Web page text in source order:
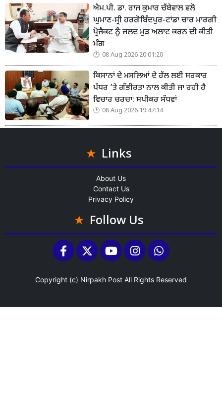
ਐਮ.ਪੀ. ਡਾ. ਰਾਜ ਕੁਮਾਰ ਚੱਬੇਵਾਲ ਵਲੋ
ਘੁਮਾਣ-ਸ੍ਰੀ ਹਰਗੋਬਿੰਦਪੁਰ-ਟਾਂਡਾ ਚਾਰ ਮਾਰਗੀ
ਪ੍ਰੋਜੈਕਟ ਨੂੰ ਜਲਦ ਮੁੜ ਅਲਾਟ ਕਰਨ ਦੀ ਕੀਤੀ
ਮੰਗ
08 Aug 2026 20:01:20
ਕਿਸਾਨਾਂ ਦੇ ਮਸਲਿਆਂ ਦੇ ਹੱਲ ਲਈ ਸਰਕਾਰ
ਪੱਧਰ ’ਤੇ ਗੰਭੀਰਤਾ ਨਾਲ ਕੀਤੀ ਜਾ ਰਹੀ ਹੈ
ਵਿਚਾਰ ਚਰਚਾ: ਸਪੀਕਰ ਸੰਧਵਾਂ
08 Aug 2026 19:47:14
Links
About Us
Contact Us
Privacy Policy
Follow Us
Copyright (c) Nirpakh Post All Rights Reserved